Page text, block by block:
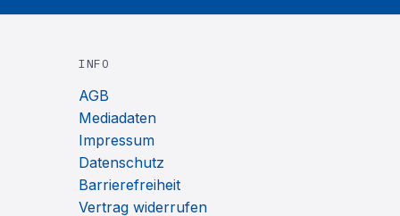
INFO
AGB
Mediadaten
Impressum
Datenschutz
Barrierefreiheit
Vertrag widerrufen